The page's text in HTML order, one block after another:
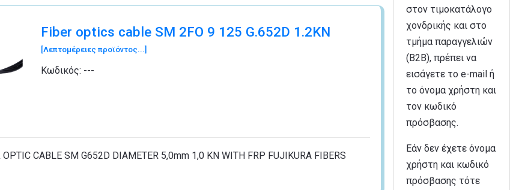
Fiber optics cable SM 2FO 9 125 G.652D 1.2KN
[Λεπτομέρειες προϊόντος...]
Κωδικός: ---
CABLE SM G652D DIAMETER 5,0mm 1,0 KN WITH FRP FUJIKURA FIBERS
στον τιμοκατάλογο
χονδρικής και στο
τμήμα παραγγελιών
(B2B), πρέπει να
εισάγετε το e-mail ή
το όνομα χρήστη και
τον κωδικό
πρόσβασης.
Εάν δεν έχετε όνομα
χρήστη και κωδικό
πρόσβασης τότε